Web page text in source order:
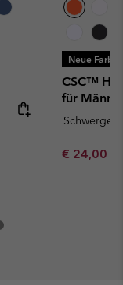
Neue
CSC™
für
Minimum
€ 24,00